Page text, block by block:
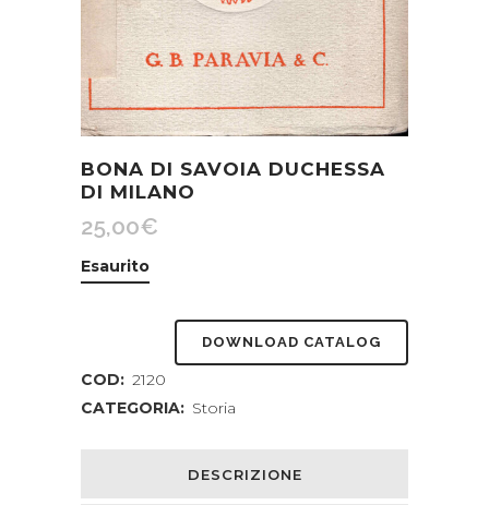
BONA DI SAVOIA DUCHESSA
DI MILANO
25,00€
Esaurito
DOWNLOAD CATALOG
COD: 2120
CATEGORIA: Storia
DESCRIZIONE